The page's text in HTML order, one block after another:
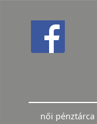
női pénztárca